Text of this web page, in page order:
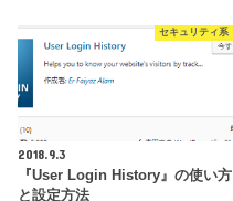
セキュリティ系
2018.9.3
『User Login History』の使い方
と設定方法